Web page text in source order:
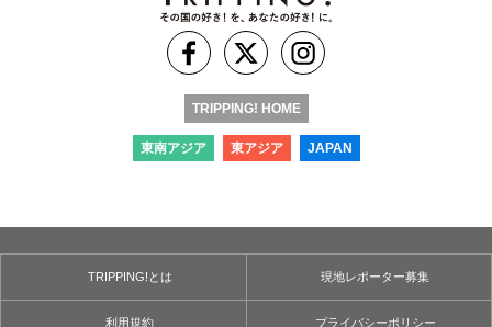
TRIPPING! HOME
東南アジア 東アジア JAPAN
TRIPPING!とは 現地レポーター募集
利用規約 プライバシーポリシー